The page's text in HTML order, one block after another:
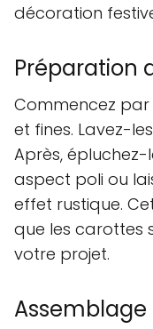
décoration
Préparation
Commencez
et fines. Lavez-
Après,
aspect poli ou
effet rustique.
que les carottes
votre projet.